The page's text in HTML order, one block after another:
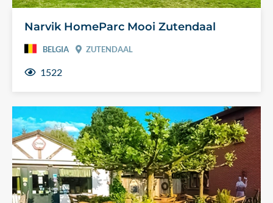
Narvik HomeParc Mooi Zutendaal
BELGIA ZUTENDAAL
1522